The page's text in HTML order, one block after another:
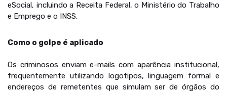
eSocial, incluindo a Receita Federal, o Ministério do Trabalho
e Emprego e o INSS.
Como o golpe é aplicado
Os criminosos enviam e-mails com aparência institucional,
frequentemente utilizando logotipos, linguagem formal e
endereços de remetentes que simulam ser de órgãos do